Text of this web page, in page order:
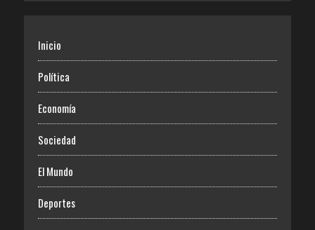
Inicio
Política
Economía
Sociedad
El Mundo
Deportes